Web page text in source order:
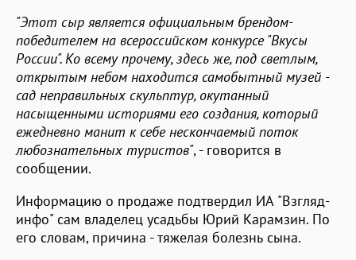
"Этот сыр является официальным брендом-
победителем на всероссийском конкурсе "Вкусы
России". Ко всему прочему, здесь же, под светлым,
открытым небом находится самобытный музей -
сад неправильных скульптур, окутанный
насыщенными историями его создания, который
ежедневно манит к себе нескончаемый поток
любознательных туристов", - говорится в
сообщении.
Информацию о продаже подтвердил ИА "Взгляд-
инфо" сам владелец усадьбы Юрий Карамзин. По
его словам, причина - тяжелая болезнь сына.